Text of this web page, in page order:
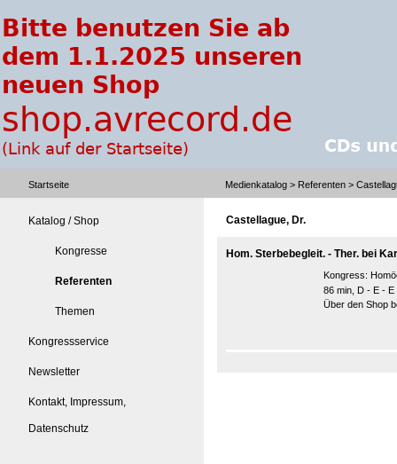
Startseite Medienkatalog > Referenten >
Katalog / Shop
Kongresse
Referenten
Themen
Kongressservice
Newsletter
Kontakt, Impressum,
Datenschutz
Castellague, Dr.
Hom. Sterbebegleit. - Ther. bei
Kongress:
86 min, D - E - E
Über den Shop